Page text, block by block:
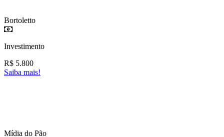
Bortoletto
Investimento
R$ 5.800
Saiba mais!
Mídia do Pão